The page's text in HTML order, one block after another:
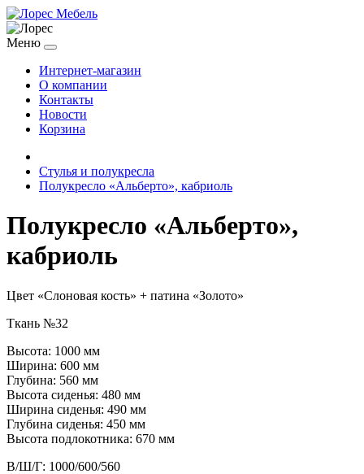
Меню
Интернет-магазин
О компании
Контакты
Новости
Корзина
Стулья и полукресла
Полукресло «Альберто», кабриоль
Полукресло «Альберто»,
кабриоль
Цвет «Слоновая кость» + патина «Золото»
Ткань №32
Высота: 1000 мм
Ширина: 600 мм
Глубина: 560 мм
Высота сиденья: 480 мм
Ширина сиденья: 490 мм
Глубина сиденья: 450 мм
Высота подлокотника: 670 мм
В/Ш/Г: 1000/600/560